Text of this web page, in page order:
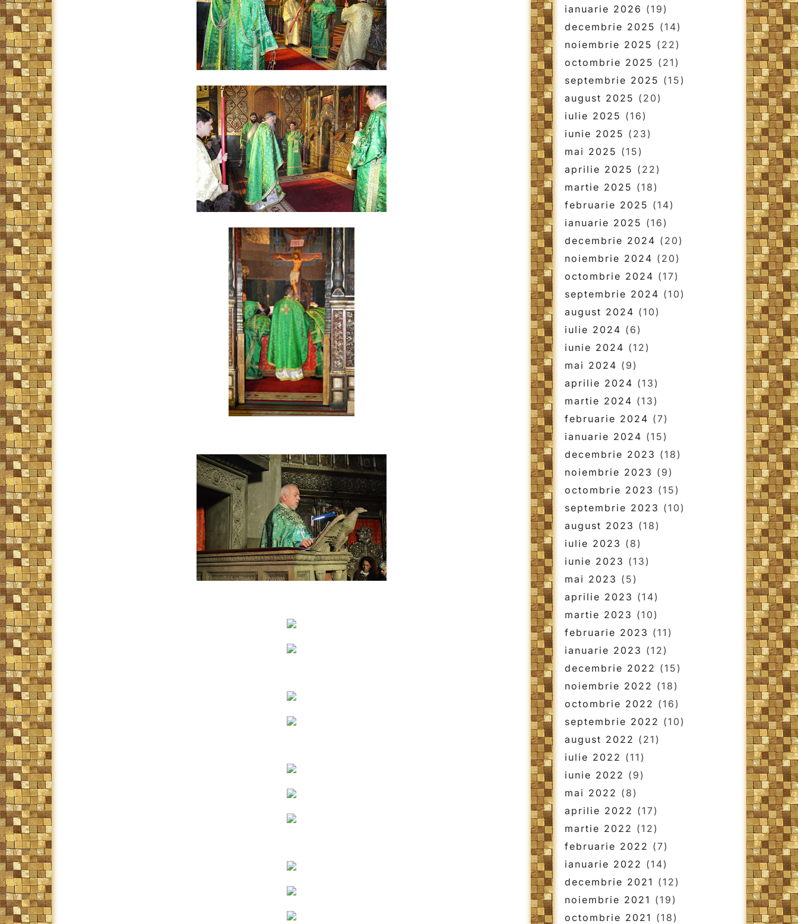
ianuarie 2026 (19)
decembrie 2025 (14)
noiembrie 2025 (22)
octombrie 2025 (21)
septembrie 2025 (15)
august 2025 (20)
iulie 2025 (16)
iunie 2025 (23)
mai 2025 (15)
aprilie 2025 (22)
martie 2025 (18)
februarie 2025 (14)
ianuarie 2025 (16)
decembrie 2024 (20)
noiembrie 2024 (20)
octombrie 2024 (17)
septembrie 2024 (10)
august 2024 (10)
iulie 2024 (6)
iunie 2024 (12)
mai 2024 (9)
aprilie 2024 (13)
martie 2024 (13)
februarie 2024 (7)
ianuarie 2024 (15)
decembrie 2023 (18)
noiembrie 2023 (9)
octombrie 2023 (15)
septembrie 2023 (10)
august 2023 (18)
iulie 2023 (8)
iunie 2023 (13)
mai 2023 (5)
aprilie 2023 (14)
martie 2023 (10)
februarie 2023 (11)
ianuarie 2023 (12)
decembrie 2022 (15)
noiembrie 2022 (18)
octombrie 2022 (16)
septembrie 2022 (10)
august 2022 (21)
iulie 2022 (11)
iunie 2022 (9)
mai 2022 (8)
aprilie 2022 (17)
martie 2022 (12)
februarie 2022 (7)
ianuarie 2022 (14)
decembrie 2021 (12)
noiembrie 2021 (19)
octombrie 2021 (18)